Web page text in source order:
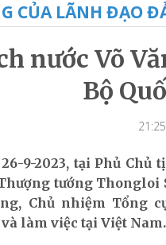
CỦA LÃNH ĐẠO
nước Võ
Bộ
26-9-2023, tại Phủ
tướng
Chủ nhiệm Tổng
làm việc tại Việt Nam.